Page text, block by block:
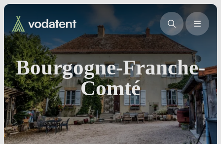
Bourgogne-Franche-
Comté